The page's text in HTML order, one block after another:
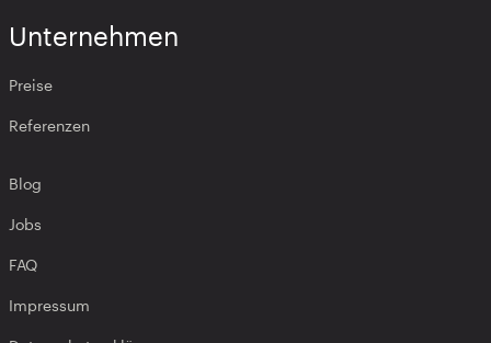
Unternehmen
Preise
Referenzen
Blog
Jobs
FAQ
Impressum